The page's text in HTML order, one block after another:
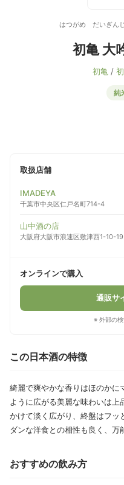
はつがめ だいぎん
初亀 大
初亀 /
純
取扱店舗
IMADEYA
千葉市中央区仁戸名町714-4
山中酒の店
大阪府大阪市浪速区敷津西1-10-19
オンラインで購入
通販サ
※ 外部の
この日本酒の特徴
綺麗で爽やかな香りはほのかに
ように広がる美麗な味わいは上
かけて淡く広がり、終盤はフッ
ダンな洋食との相性も良く、万
おすすめの飲み方